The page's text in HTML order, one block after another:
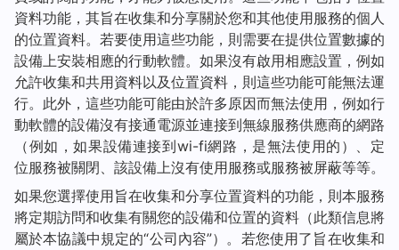
資料功能，其旨在收集和分享關於您和其他使用服務的個人
的位置資料。若要使用這些功能，則需要在提供位置數據的
設備上安裝相應的行動軟體。如果沒有啟用相應設置，例如
允許收集和共用資料以及位置資料，則這些功能可能無法運
行。此外，這些功能可能由於許多原因而無法使用，例如行
動軟體的設備沒有接通電源並連接到無線服務供應商的網路
（例如，如果設備連接到wi-fi網路，是無法使用的）、定
位服務被關閉、該設備上沒有使用服務或服務被屏蔽等等。
如果您選擇使用旨在收集和分享位置資料的功能，則本服務
將定期訪問和收集有關您的設備和位置的資料（此類信息將
屬於本協議中規定的“公司內容”）。若您使用了旨在收集和